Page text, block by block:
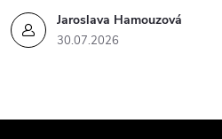
Jaroslava Hamouzová
30.07.2026